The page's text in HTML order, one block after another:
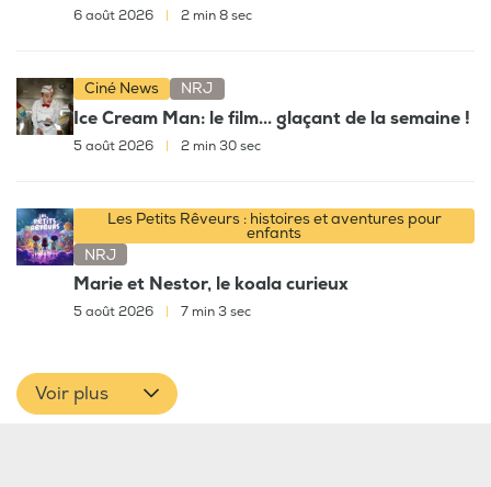
6 août 2026 2 min 8 sec
Ciné News NRJ
Ice Cream Man: le film... glaçant de la semaine !
5 août 2026 | 2 min 30 sec
Les Petits Rêveurs : histoires et aventures pour
enfants
NRJ
Marie et Nestor, le koala curieux
5 août 2026 7 min 3 sec
Voir plus